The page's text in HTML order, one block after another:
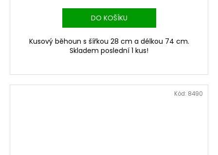
DO KOŠÍKU
Kusový běhoun s šířkou 28 cm a délkou 74 cm.
Skladem poslední 1 kus!
Kód: 8490